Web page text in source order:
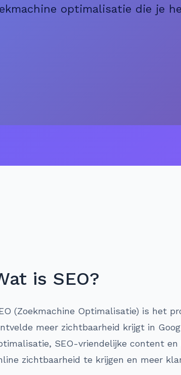
optimalisatie die je
is SEO?
(Zoekmachine Optimalisatie) is het
meer zichtbaarheid krijgt in
SEO-vriendelijke content
zichtbaarheid te krijgen en meer